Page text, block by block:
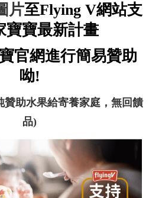
片至Flying V網站支
寶寶最新計畫
官網進行簡易贊助
呦!
贊助水果給寄養家庭，無回饋
品)